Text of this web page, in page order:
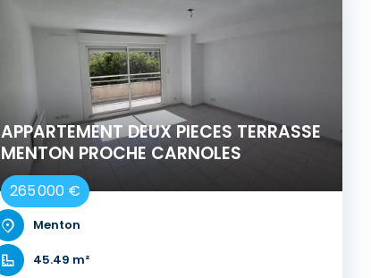
APPARTEMENT DEUX PIECES TERRASSE
MENTON PROCHE CARNOLES
265 000 €
Menton
45.49 m²